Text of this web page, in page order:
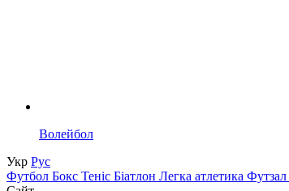
Волейбол
Укр Рус
Футбол Бокс Теніс Біатлон Легка атлетика Футзал